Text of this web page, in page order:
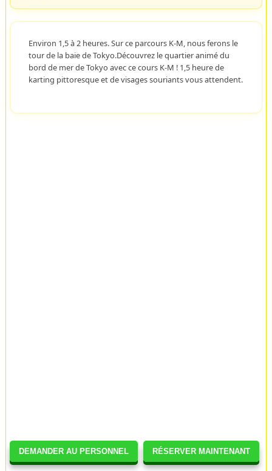
DEMANDER AU PERSONNEL RÉSERVER MAINTENANT
Environ 1,5 à 2 heures. Sur ce parcours K-M, nous ferons le
tour de la baie de Tokyo.Découvrez le quartier animé du
bord de mer de Tokyo avec ce cours K-M ! 1,5 heure de
karting pittoresque et de visages souriants vous attendent.